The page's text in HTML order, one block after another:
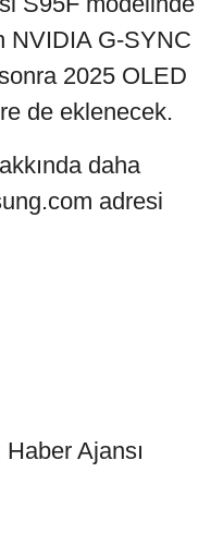
NVIDIA G-SYNC
2025 OLED
de eklenecek.
daha
adresi
Ajansı